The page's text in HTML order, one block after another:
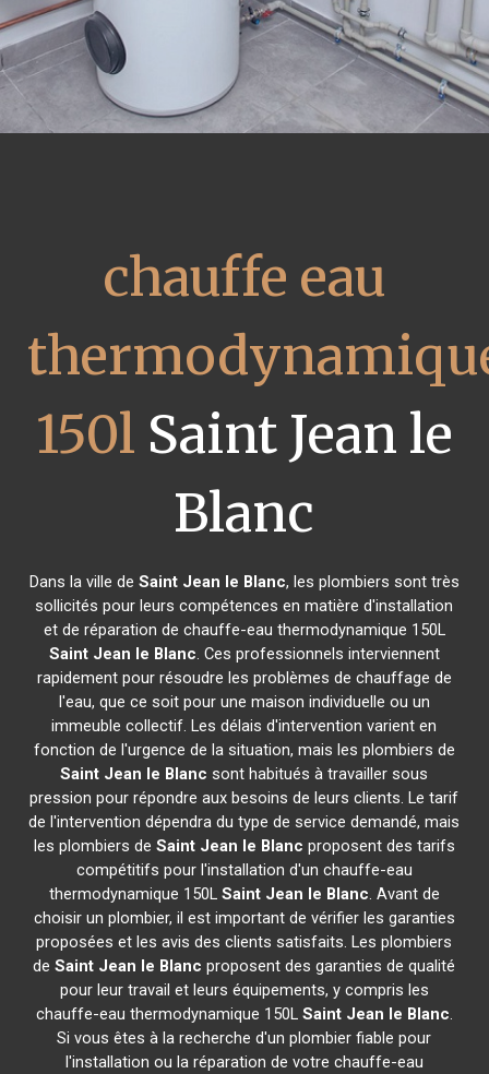
chauffe eau
150l Saint Jean le
Blanc
Dans la ville de Saint Jean le Blanc, les plombiers sont très
sollicités pour leurs compétences en matière d'installation
et de réparation de chauffe-eau thermodynamique 150L
Saint Jean le Blanc. Ces professionnels interviennent
rapidement pour résoudre les problèmes de chauffage de
l'eau, que ce soit pour une maison individuelle ou un
immeuble collectif. Les délais d'intervention varient en
fonction de l'urgence de la situation, mais les plombiers de
Saint Jean le Blanc sont habitués à travailler sous
pression pour répondre aux besoins de leurs clients. Le tarif
de l'intervention dépendra du type de service demandé, mais
les plombiers de Saint Jean le Blanc proposent des tarifs
compétitifs pour l'installation d'un chauffe-eau
thermodynamique 150L Saint Jean le Blanc. Avant de
choisir un plombier, il est important de vérifier les garanties
proposées et les avis des clients satisfaits. Les plombiers
deSaint Jean le Blanc proposent des garanties de qualité
pour leur travail et leurs équipements, y compris les
chauffe-eau thermodynamique 150L Saint Jean le Blanc.
Si vous êtes à la recherche d'un plombier fiable pour
l'installation ou la réparation de votre chauffe-eau